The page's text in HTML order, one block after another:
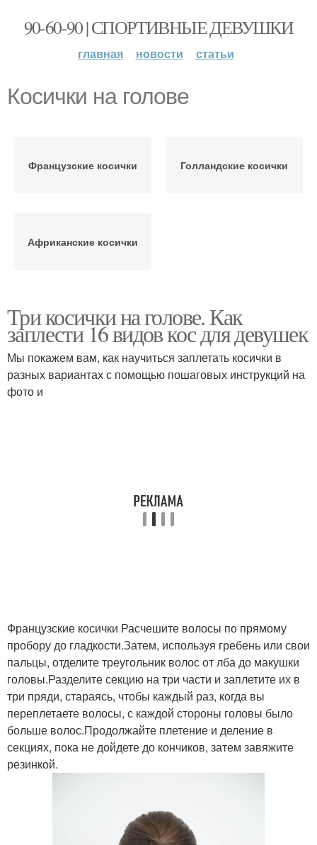
90-60-90 | СПОРТИВНЫЕ ДЕВУШКИ
главная новости статьи
Косички на голове
Французские косички Голландские косички
Африканские косички
Три косички на голове. Как
заплести 16 видов кос для девушек
Мы покажем вам, как научиться заплетать косички в
разных вариантах с помощью пошаговых инструкций на
фото и
Французские косички Расчешите волосы по прямому
пробору до гладкости.Затем, используя гребень или свои
пальцы, отделите треугольник волос от лба до макушки
головы.Разделите секцию на три части и заплетите их в
три пряди, стараясь, чтобы каждый раз, когда вы
переплетаете волосы, с каждой стороны головы было
больше волос.Продолжайте плетение и деление в
секциях, пока не дойдете до кончиков, затем завяжите
резинкой.